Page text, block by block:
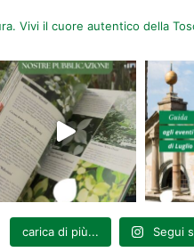
Vivi il cuore autentico della
carica di più... Segui